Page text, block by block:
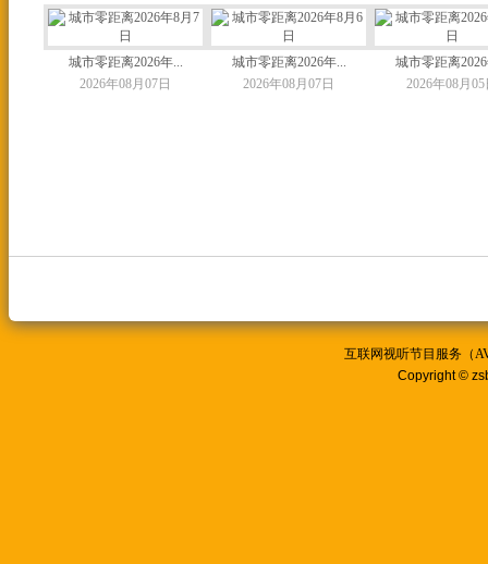
城市零距离2026年...
2026年08月07日
城市零距离2026年...
2026年08月07日
城市零距离
2026年08月05
互联网视听节目服务（
Copyright ©